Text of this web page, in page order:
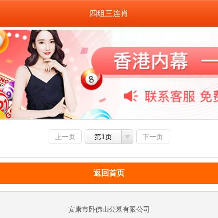
四组三连肖
上一页 第1页 下一页
返回首页
安康市卧佛山公墓有限公司